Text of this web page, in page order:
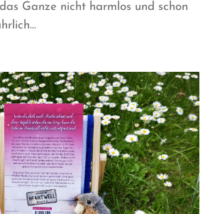
Ganze nicht harmlos und schon